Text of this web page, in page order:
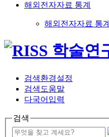
해외전자자료 통계
해외전자자료 통계
검색환경설정
검색도움말
다국어입력
검색